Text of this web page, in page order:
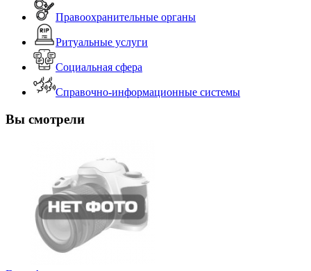
Правоохранительные органы
Ритуальные услуги
Социальная сфера
Справочно-информационные системы
Вы смотрели